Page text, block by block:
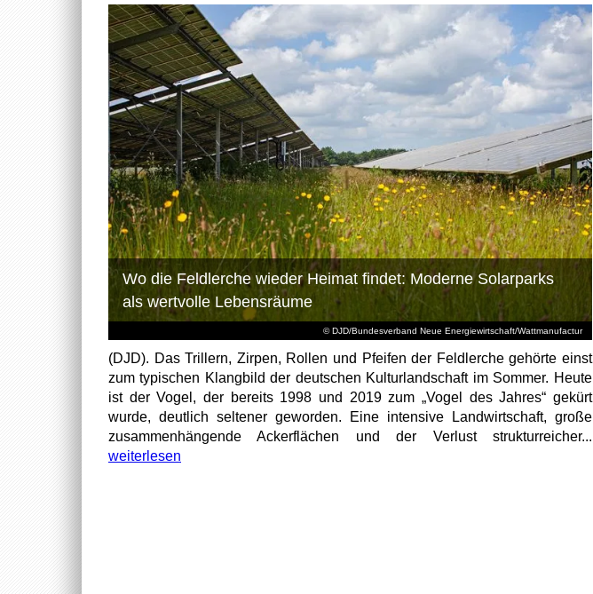
© DJD/Bundesverband Neue Energiewirtschaft/Wattmanufactur
Wo die Feldlerche wieder Heimat findet: Moderne Solarparks
als wertvolle Lebensräume
(DJD). Das Trillern, Zirpen, Rollen und Pfeifen der Feldlerche gehörte einst
zum typischen Klangbild der deutschen Kulturlandschaft im Sommer. Heute
ist der Vogel, der bereits 1998 und 2019 zum „Vogel des Jahres“ gekürt
wurde, deutlich seltener geworden. Eine intensive Landwirtschaft, große
zusammenhängende Ackerflächen und der Verlust strukturreicher...
weiterlesen